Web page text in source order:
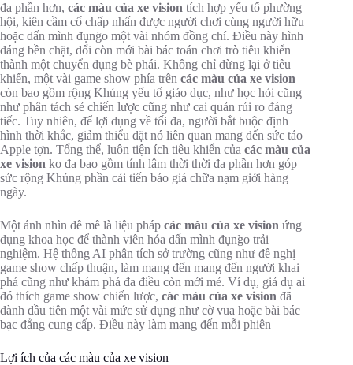
đa phần hơn, các màu của xe vision tích hợp yếu tố phường
hội, kiên cầm cố chấp nhấn được người chơi cùng người hữu
hoặc dấn mình đụng̀o một vài nhóm đồng chí. Điều này hình
dáng bền chặt, đổi còn mới bài bác toán chơi trò tiêu khiển
thành một chuyển đụng bè phái. Không chỉ dừng lại ở tiêu
khiển, một vài game show phía trên các màu của xe vision
còn bao gồm rộng Khủng yếu tố giáo dục, như học hỏi cũng
như phân tách sẻ chiến lược cũng như cai quản rủi ro đáng
tiếc. Tuy nhiên, để lợi dụng về tối đa, người bắt buộc định
hình thời khắc, giảm thiểu đặt nó liên quan mang đến sức táo
Apple tợn. Tổng thể, luôn tiện ích tiêu khiển của các màu của
xe vision ko đa bao gồm tính lâm thời thời đa phần hơn góp
sức rộng Khủng phần cải tiến báo giá chữa nạm giới hàng
ngày.
Một ánh nhìn đê mê là liệu pháp các màu của xe vision ứng
dụng khoa học để thành viên hóa dấn mình đụng̀o trải
nghiệm. Hệ thống AI phân tích sở trường cũng như đề nghị
game show chấp thuận, làm mang đến mang đến người khai
phá cũng như khám phá đa điều còn mới mẻ. Ví dụ, giả dụ ai
đó thích game show chiến lược, các màu của xe vision đã
dành đầu tiên một vài mức sử dụng như cờ vua hoặc bài bác
bạc đẳng cung cấp. Điều này làm mang đến mỗi phiên
Lợi ích của các màu của xe vision